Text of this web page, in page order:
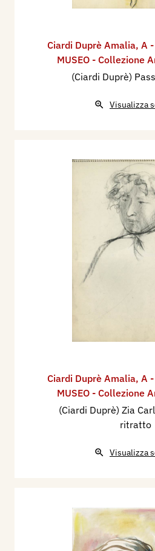
Ciardi Duprè Amalia, A
MUSEO - Collezione
(Ciardi Duprè)
Visualizza
Ciardi Duprè Amalia, A
MUSEO - Collezione
(Ciardi Duprè) Zia
ritratto
Visualizza